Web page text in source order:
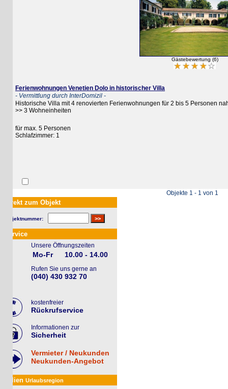
Gästebewertung (6)
Ferienwohnungen Venetien Dolo in historischer Villa
- Vermittlung durch InterDomizil -
Historische Villa mit 4 renovierten Ferienwohnungen für 2 bis 5 Personen nahe
>> 3 Wohneinheiten
für max. 5 Personen
Schlafzimmer: 1
Objekte 1 - 1 von 1
zum Objekt
Unsere Öffnungszeiten
Mo-Fr 10.00 - 14.00
Rufen Sie uns gerne an
(040) 430 932 70
kostenfreier
Rückrufservice
Informationen zur
Sicherheit
Vermieter / Neukunden
Neukunden-Angebot
Urlaubsregion